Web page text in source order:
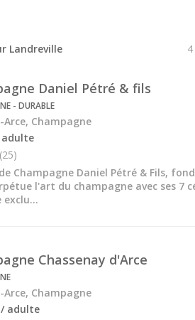
Landreville
Daniel Pétré & fils
- DURABLE
Champagne
adulte
(25)
Champagne Daniel Pétré & Fils,
l'art du champagne avec ses 7
exclu...
Chassenay d'Arce
Champagne
/ adulte